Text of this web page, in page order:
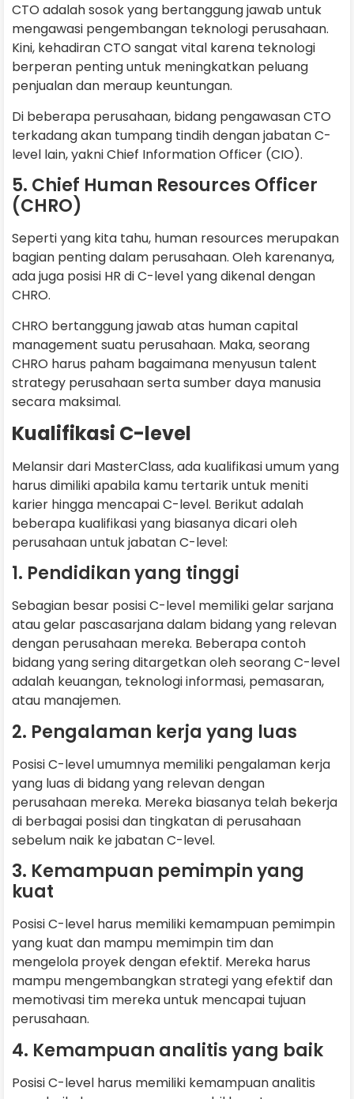
CTO adalah sosok yang bertanggung jawab untuk
mengawasi pengembangan teknologi perusahaan.
Kini, kehadiran CTO sangat vital karena teknologi
berperan penting untuk meningkatkan peluang
penjualan dan meraup keuntungan.
Di beberapa perusahaan, bidang pengawasan CTO
terkadang akan tumpang tindih dengan jabatan C-
level lain, yakni Chief Information Officer (CIO).
5. Chief Human Resources Officer
(CHRO)
Seperti yang kita tahu, human resources merupakan
bagian penting dalam perusahaan. Oleh karenanya,
ada juga posisi HR di C-level yang dikenal dengan
CHRO.
CHRO bertanggung jawab atas human capital
management suatu perusahaan. Maka, seorang
CHRO harus paham bagaimana menyusun talent
strategy perusahaan serta sumber daya manusia
secara maksimal.
Kualifikasi C-level
Melansir dari MasterClass, ada kualifikasi umum yang
harus dimiliki apabila kamu tertarik untuk meniti
karier hingga mencapai C-level. Berikut adalah
beberapa kualifikasi yang biasanya dicari oleh
perusahaan untuk jabatan C-level:
1. Pendidikan yang tinggi
Sebagian besar posisi C-level memiliki gelar sarjana
atau gelar pascasarjana dalam bidang yang relevan
dengan perusahaan mereka. Beberapa contoh
bidang yang sering ditargetkan oleh seorang C-level
adalah keuangan, teknologi informasi, pemasaran,
atau manajemen.
2. Pengalaman kerja yang luas
Posisi C-level umumnya memiliki pengalaman kerja
yang luas di bidang yang relevan dengan
perusahaan mereka. Mereka biasanya telah bekerja
di berbagai posisi dan tingkatan di perusahaan
sebelum naik ke jabatan C-level.
3. Kemampuan pemimpin yang
kuat
Posisi C-level harus memiliki kemampuan pemimpin
yang kuat dan mampu memimpin tim dan
mengelola proyek dengan efektif. Mereka harus
mampu mengembangkan strategi yang efektif dan
memotivasi tim mereka untuk mencapai tujuan
perusahaan.
4. Kemampuan analitis yang baik
Posisi C-level harus memiliki kemampuan analitis